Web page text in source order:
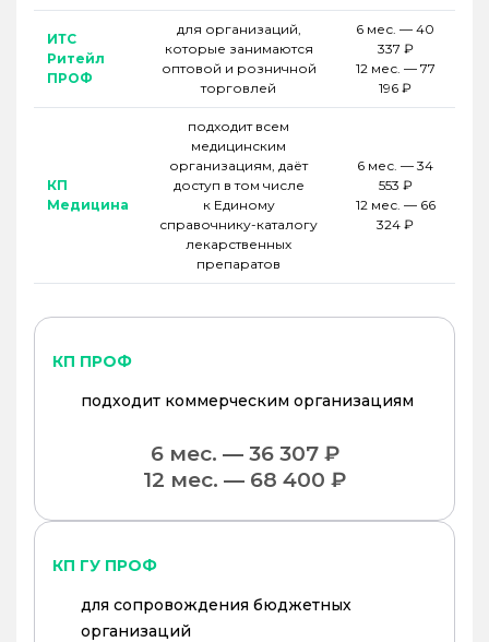
ИТС
Ритейл
ПРОФ
для организаций,
которые занимаются
оптовой и розничной
торговлей
6 мес. — 40
337 ₽
12 мес. — 77
196 ₽
КП
Медицина
подходит всем
медицинским
организациям, даёт
доступ в том числе
к Единому
справочнику-каталогу
лекарственных
препаратов
6 мес. — 34
553 ₽
12 мес. — 66
324 ₽
КП ПРОФ
подходит коммерческим организациям
6 мес. — 36 307 ₽
12 мес. — 68 400 ₽
КП ГУ ПРОФ
для сопровождения бюджетных
организаций